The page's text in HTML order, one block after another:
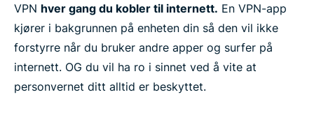
VPN hver gang du kobler til internett. En VPN-app
kjører i bakgrunnen på enheten din så den vil ikke
forstyrre når du bruker andre apper og surfer på
internett. OG du vil ha ro i sinnet ved å vite at
personvernet ditt alltid er beskyttet.